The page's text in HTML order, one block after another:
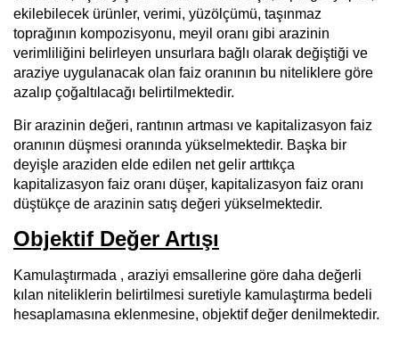
ekilebilecek ürünler, verimi, yüzölçümü, taşınmaz
toprağının kompozisyonu, meyil oranı gibi arazinin
verimliliğini belirleyen unsurlara bağlı olarak değiştiği ve
araziye uygulanacak olan faiz oranının bu niteliklere göre
azalıp çoğaltılacağı belirtilmektedir.
Bir arazinin değeri, rantının artması ve kapitalizasyon faiz
oranının düşmesi oranında yükselmektedir. Başka bir
deyişle araziden elde edilen net gelir arttıkça
kapitalizasyon faiz oranı düşer, kapitalizasyon faiz oranı
düştükçe de arazinin satış değeri yükselmektedir.
Objektif Değer Artışı
Kamulaştırmada , araziyi emsallerine göre daha değerli
kılan niteliklerin belirtilmesi suretiyle kamulaştırma bedeli
hesaplamasına eklenmesine, objektif değer denilmektedir.